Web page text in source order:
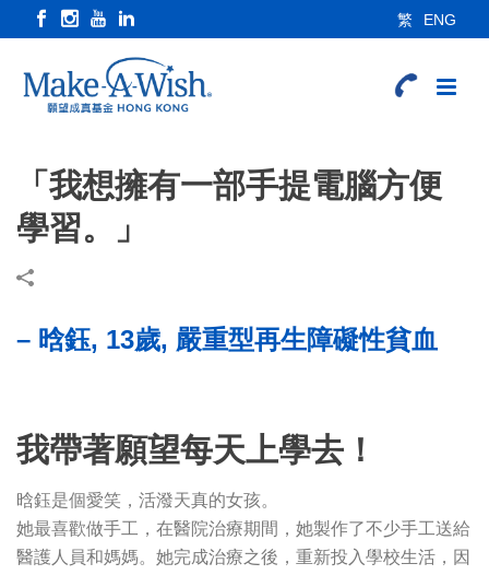
繁 ENG
「我想擁有一部手提電腦方便
學習。」
– 晗鈺, 13歲, 嚴重型再生障礙性貧血
我帶著願望每天上學去！
晗鈺是個愛笑，活潑天真的女孩。
她最喜歡做手工，在醫院治療期間，她製作了不少手工送給
醫護人員和媽媽。她完成治療之後，重新投入學校生活，因